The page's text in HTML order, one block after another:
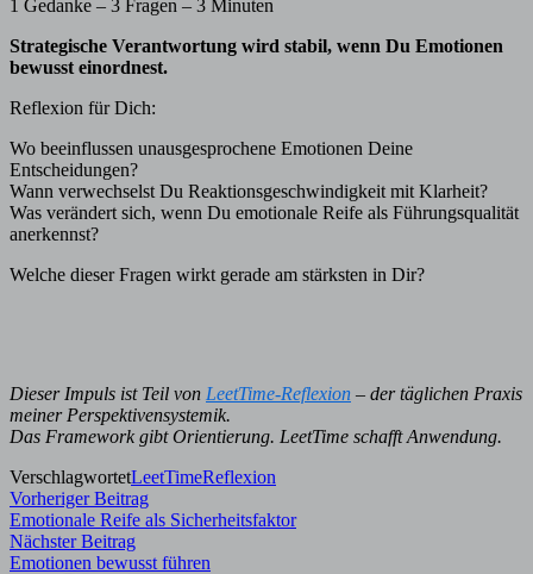
1 Gedanke – 3 Fragen – 3 Minuten
Strategische Verantwortung wird stabil, wenn Du Emotionen
bewusst einordnest.
Reflexion für Dich:
Wo beeinflussen unausgesprochene Emotionen Deine
Entscheidungen?
Wann verwechselst Du Reaktionsgeschwindigkeit mit Klarheit?
Was verändert sich, wenn Du emotionale Reife als Führungsqualität
anerkennst?
Welche dieser Fragen wirkt gerade am stärksten in Dir?
Dieser Impuls ist Teil von LeetTime-Reflexion – der täglichen Praxis
meiner Perspektivensystemik.
Das Framework gibt Orientierung. LeetTime schafft Anwendung.
VerschlagwortetLeetTimeReflexion
Beitragsnavigation
Vorheriger BeitragVorheriger
Beitrag:
Emotionale Reife als Sicherheitsfaktor
Nächster BeitragNächster
Beitrag:
Emotionen bewusst führen